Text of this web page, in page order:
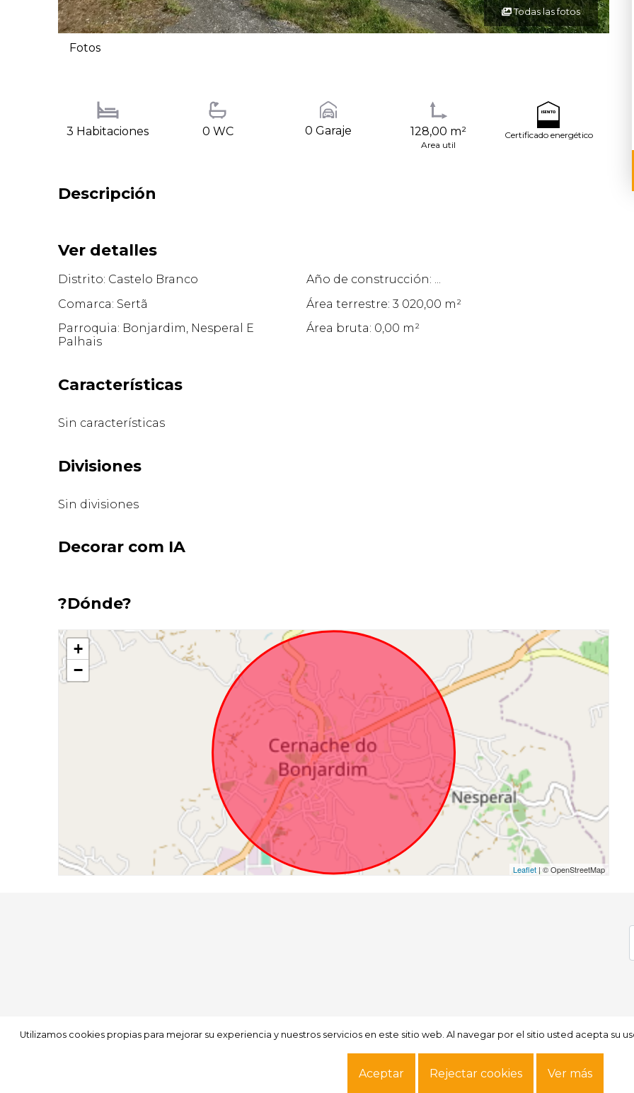
Utilizamos cookies propias para mejorar su experiencia y nuestros servicios en este sitio web. Al navegar por el sitio usted acepta su
Aceptar Rejectar cookies Ver más
Todas las fotos
Fotos
3 Habitaciones 0 WC 0 Garaje 128,00 m²
Area util
Certificado energético
Descripción
Ver detalles
Distrito: Castelo Branco
Año de construcción: ...
Comarca: Sertã
Área terrestre: 3 020,00 m²
Parroquia: Bonjardim, Nesperal E
Palhais
Área bruta: 0,00 m²
Características
Sin características
Divisiones
Sin divisiones
Decorar com IA
?Dónde?
+
−
Leaflet| © OpenStreetMap
Utilizamos cookies propias para mejorar su experiencia y nuestros servicios en este sitio web. Al navegar por el sitio usted acepta su
Aceptar Rejectar cookies Ver más